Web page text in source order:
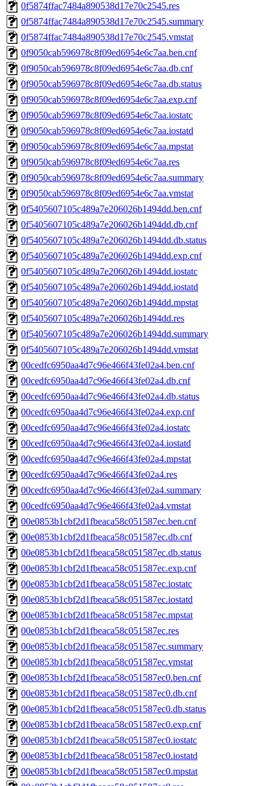
0f5874ffac7484a890538d17e70c2545.res
0f5874ffac7484a890538d17e70c2545.summary
0f5874ffac7484a890538d17e70c2545.vmstat
0f9050cab596978c8f09ed6954e6c7aa.ben.cnf
0f9050cab596978c8f09ed6954e6c7aa.db.cnf
0f9050cab596978c8f09ed6954e6c7aa.db.status
0f9050cab596978c8f09ed6954e6c7aa.exp.cnf
0f9050cab596978c8f09ed6954e6c7aa.iostatc
0f9050cab596978c8f09ed6954e6c7aa.iostatd
0f9050cab596978c8f09ed6954e6c7aa.mpstat
0f9050cab596978c8f09ed6954e6c7aa.res
0f9050cab596978c8f09ed6954e6c7aa.summary
0f9050cab596978c8f09ed6954e6c7aa.vmstat
0f5405607105c489a7e206026b1494dd.ben.cnf
0f5405607105c489a7e206026b1494dd.db.cnf
0f5405607105c489a7e206026b1494dd.db.status
0f5405607105c489a7e206026b1494dd.exp.cnf
0f5405607105c489a7e206026b1494dd.iostatc
0f5405607105c489a7e206026b1494dd.iostatd
0f5405607105c489a7e206026b1494dd.mpstat
0f5405607105c489a7e206026b1494dd.res
0f5405607105c489a7e206026b1494dd.summary
0f5405607105c489a7e206026b1494dd.vmstat
00cedfc6950aa4d7c96e466f43fe02a4.ben.cnf
00cedfc6950aa4d7c96e466f43fe02a4.db.cnf
00cedfc6950aa4d7c96e466f43fe02a4.db.status
00cedfc6950aa4d7c96e466f43fe02a4.exp.cnf
00cedfc6950aa4d7c96e466f43fe02a4.iostatc
00cedfc6950aa4d7c96e466f43fe02a4.iostatd
00cedfc6950aa4d7c96e466f43fe02a4.mpstat
00cedfc6950aa4d7c96e466f43fe02a4.res
00cedfc6950aa4d7c96e466f43fe02a4.summary
00cedfc6950aa4d7c96e466f43fe02a4.vmstat
00e0853b1cbf2d1fbeaca58c051587ec.ben.cnf
00e0853b1cbf2d1fbeaca58c051587ec.db.cnf
00e0853b1cbf2d1fbeaca58c051587ec.db.status
00e0853b1cbf2d1fbeaca58c051587ec.exp.cnf
00e0853b1cbf2d1fbeaca58c051587ec.iostatc
00e0853b1cbf2d1fbeaca58c051587ec.iostatd
00e0853b1cbf2d1fbeaca58c051587ec.mpstat
00e0853b1cbf2d1fbeaca58c051587ec.res
00e0853b1cbf2d1fbeaca58c051587ec.summary
00e0853b1cbf2d1fbeaca58c051587ec.vmstat
00e0853b1cbf2d1fbeaca58c051587ec0.ben.cnf
00e0853b1cbf2d1fbeaca58c051587ec0.db.cnf
00e0853b1cbf2d1fbeaca58c051587ec0.db.status
00e0853b1cbf2d1fbeaca58c051587ec0.exp.cnf
00e0853b1cbf2d1fbeaca58c051587ec0.iostatc
00e0853b1cbf2d1fbeaca58c051587ec0.iostatd
00e0853b1cbf2d1fbeaca58c051587ec0.mpstat